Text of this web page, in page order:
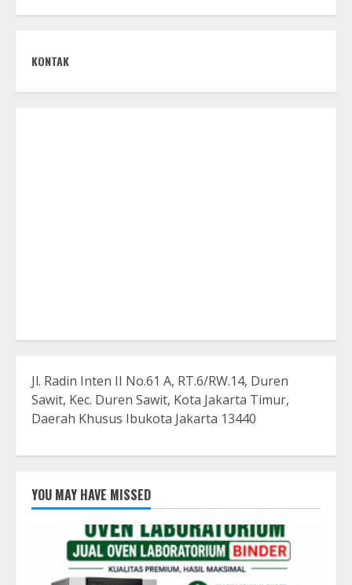
KONTAK
Jl. Radin Inten II No.61 A, RT.6/RW.14, Duren
Sawit, Kec. Duren Sawit, Kota Jakarta Timur,
Daerah Khusus Ibukota Jakarta 13440
YOU MAY HAVE MISSED